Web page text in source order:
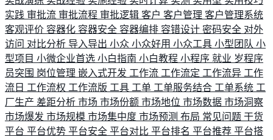
实践 审批流 审批流程 审批逻辑 客户 客户管理 客户管理系统
客观评价 容器化 容器安全 容器编排 容错设计 密码安全 对外
访问 对比分析 导入导出 小众 小众好用 小众工具 小型团队 小
型项目 小微企业首选 小白指南 小白教程 小程序 就业 岁程序
员突围 岗位管理 嵌入式开发 工作流 工作流定 工作流异 工作
流日 工作流权 工作流版 工具 工单 工单服务结合 工单系统 工
厂生产 差距分析 市场 市场份额 市场地位 市场数据 市场洞察
市场爆发 市场规模 市场集中度 市场预测 布局 常见问题 干货
平台 平台优势 平台安全 平台对比 平台排名 平台推荐 平台搭